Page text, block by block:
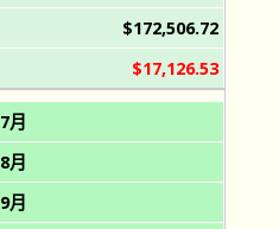
$172,506.72
$17,126.53
7月
8月
9月